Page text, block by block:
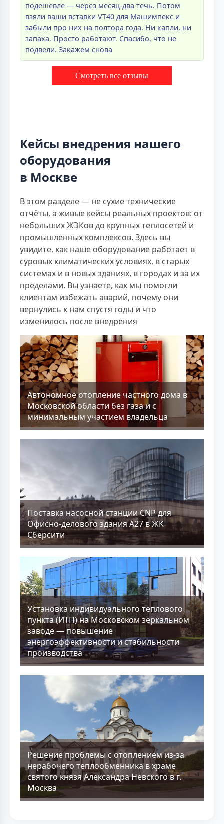
подешевле — через месяц-два течь. Потом
взяли ваши вставки VT40 для Машимпекс и
забыли про них на полтора года. Ни капли, ни
запаха. Просто работают. Спасибо, что не
подвели. Закажем снова
Смотреть все отзывы
Кейсы внедрения нашего
оборудования
в Москве
В этом разделе — не сухие технические
отчёты, а живые кейсы реальных проектов: от
небольших ЖЭКов до крупных теплосетей и
промышленных комплексов. Здесь вы
увидите, как наше оборудование работает в
суровых климатических условиях, в старых
системах и в новых зданиях, в городах и за их
пределами. Вы узнаете, как мы помогли
клиентам избежать аварий, почему они
вернулись к нам спустя годы и что
изменилось после внедрения
Aвтономное отопление частного дома в
Московской области без газа и с
минимальным участием владельца
Поставка насосной станции CNP для
Офисно-делового здания А27 в ЖК
Сберсити
Установка индивидуального теплового
пункта (ИТП) на Московском зеркальном
заводе — повышение
энергоэффективности и стабильности
производства
Решение проблемы с отоплением из-за
нерабочего теплообменника в храме
святого князя Александра Невского в г.
Москва